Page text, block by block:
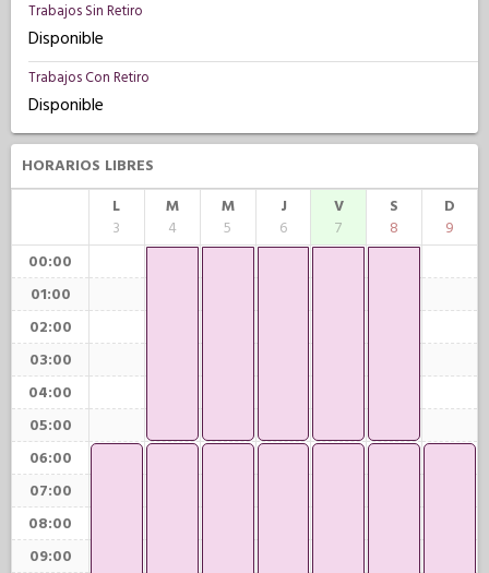
Trabajos Sin Retiro
Disponible
Trabajos Con Retiro
Disponible
HORARIOS LIBRES
L
3
M
4
M
5
J
6
V
7
S
8
D
9
00:00
01:00
02:00
03:00
04:00
05:00
06:00
07:00
08:00
09:00